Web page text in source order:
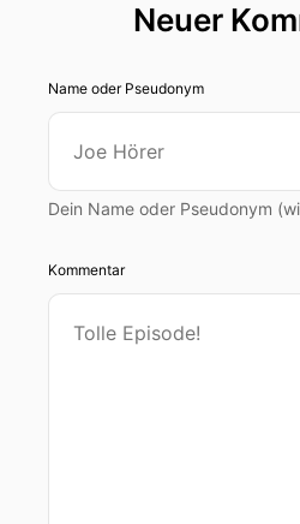
Neuer
Name oder Pseudonym
Dein Name oder Pseudonym
Kommentar